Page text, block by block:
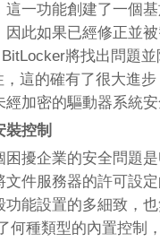
這一功能創建了一個
因此如果已經修正並
將找出問題
這的確有了很大進步
加密的驅動器系統安
控制
企業的安全問題是
文件服務器的許可設
功能設置的多細致，
何種類型的內置控制